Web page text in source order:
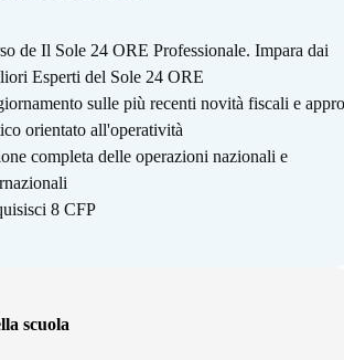
de Il Sole 24 ORE Professionale. Impara dai
Esperti del Sole 24 ORE
sulle più recenti novità fiscali e
orientato all'operatività
completa delle operazioni nazionali e
8 CFP
scuola